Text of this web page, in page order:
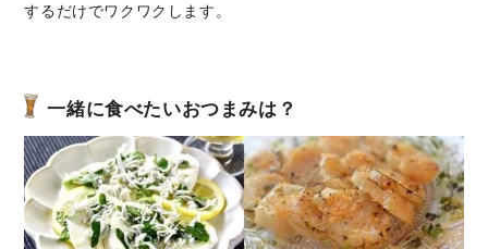
するだけでワクワクします。
一緒に食べたいおつまみは？